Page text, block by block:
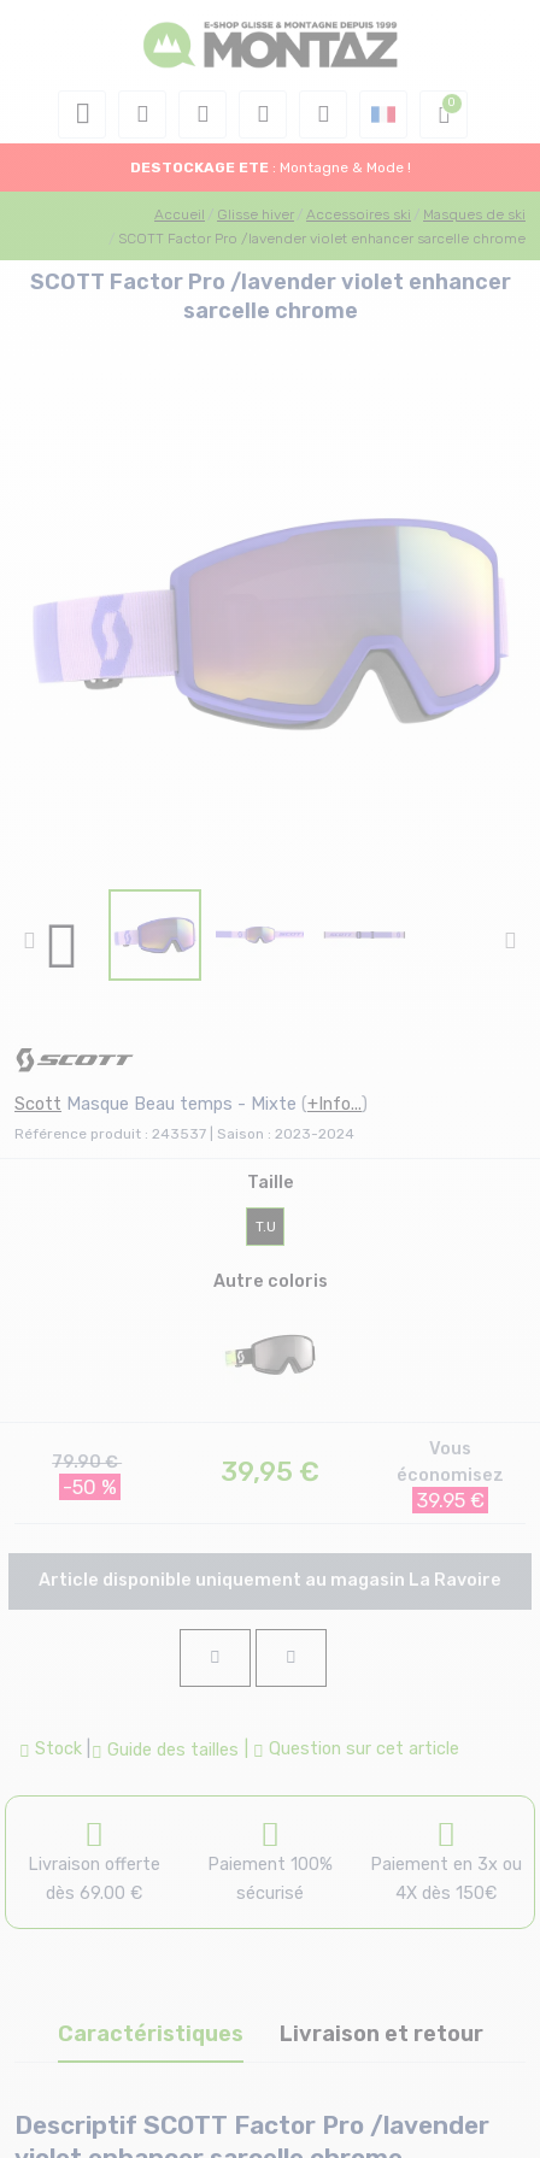
DESTOCKAGE ETE : Montagne & Mode !
Accueil Glisse hiver Accessoires ski
Masques de ski
SCOTT Factor Pro /lavender violet enhancer sarcelle chrome
SCOTT Factor Pro /lavender violet enhancer
sarcelle chrome
Scott Masque Beau temps - Mixte (+Info...)
Référence produit : 243537 | Saison : 2023-2024
Taille
T.U
Autre coloris
79.90 €
-50 % 39,95 €
Vous
économisez
39.95 €
Article disponible uniquement au magasin La Ravoire
Stock Guide des tailles Question sur cet article
Livraison offerte
dès 69.00 €
Paiement 100%
sécurisé
Paiement en 3x ou
4X dès 150€
Caractéristiques Livraison et retour
Descriptif SCOTT Factor Pro /lavender